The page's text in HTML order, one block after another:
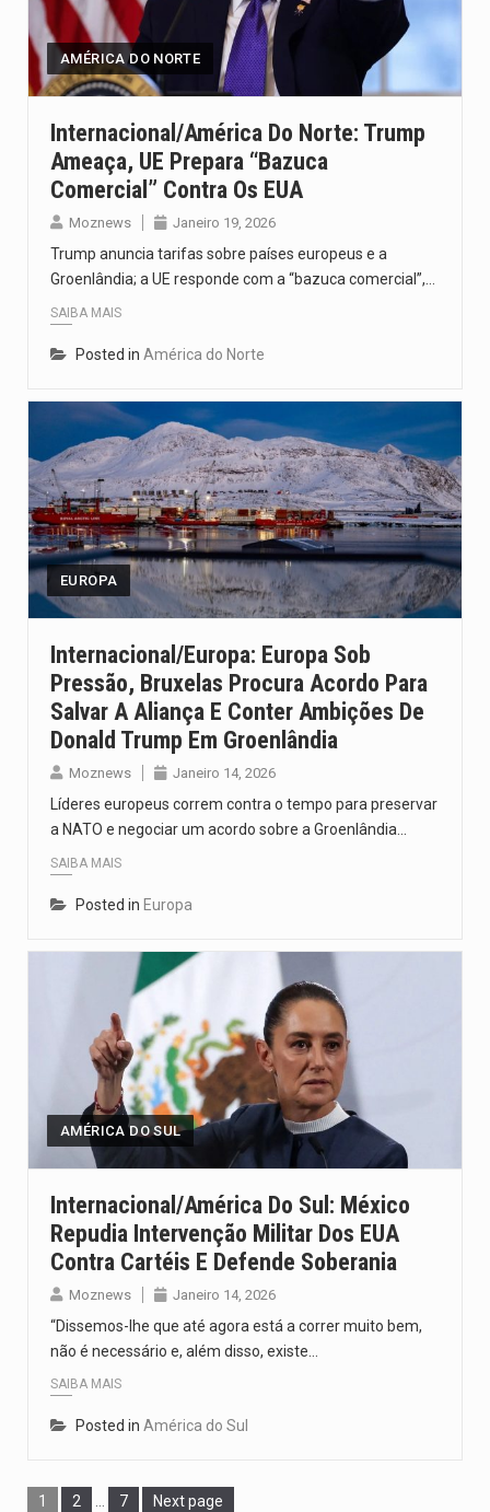
AMÉRICA DO NORTE
Internacional/América Do Norte: Trump
Ameaça, UE Prepara “bazuca
Comercial” Contra Os EUA
Moznews Janeiro 19, 2026
Trump anuncia tarifas sobre países europeus e a
Groenlândia; a UE responde com a “bazuca comercial”,…
SAIBA MAIS
Posted in América do Norte
EUROPA
Internacional/Europa: Europa Sob
Pressão, Bruxelas Procura Acordo Para
Salvar A Aliança E Conter Ambições De
Donald Trump Em Groenlândia
Moznews Janeiro 14, 2026
Líderes europeus correm contra o tempo para preservar
a NATO e negociar um acordo sobre a Groenlândia…
SAIBA MAIS
Posted in Europa
AMÉRICA DO SUL
Internacional/América Do Sul: México
Repudia Intervenção Militar Dos EUA
Contra Cartéis E Defende Soberania
Moznews Janeiro 14, 2026
“Dissemos-lhe que até agora está a correr muito bem,
não é necessário e, além disso, existe…
SAIBA MAIS
Posted in América do Sul
1 2 … 7 Next page